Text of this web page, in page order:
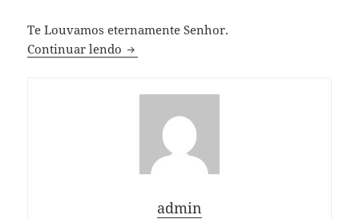
Te Louvamos eternamente Senhor.
Continuar lendo Terço para exaltar o nome de Jesus
admin